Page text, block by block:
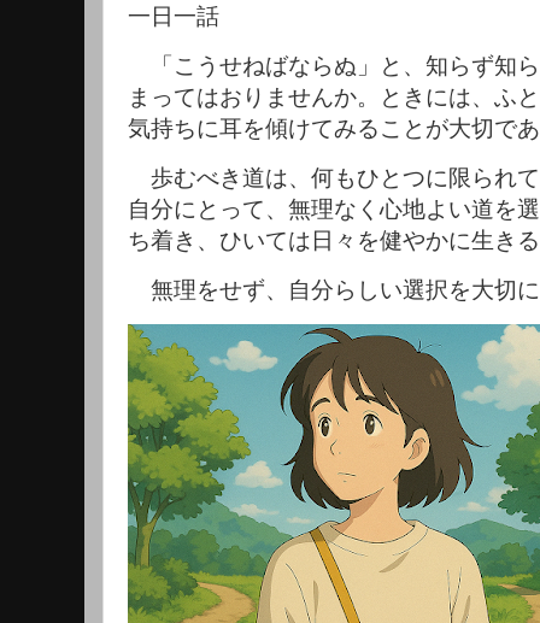
一日一話
「こうせねばならぬ」と、知らず知
まってはおりませんか。ときには、ふ
気持ちに耳を傾けてみることが大切で
歩むべき道は、何もひとつに限られ
自分にとって、無理なく心地よい道
ち着き、ひいては日々を健やかに生き
無理をせず、自分らしい選択を大切